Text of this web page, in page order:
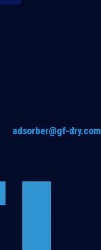
adsorber@gf-dry.com